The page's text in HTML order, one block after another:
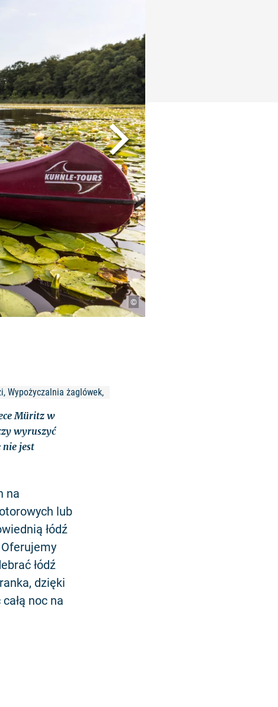
©
Wypożyczalnia żaglówek,
Müritz w
wyruszyć
nie jest
na
lub
łódź
łódź
dzięki
noc na